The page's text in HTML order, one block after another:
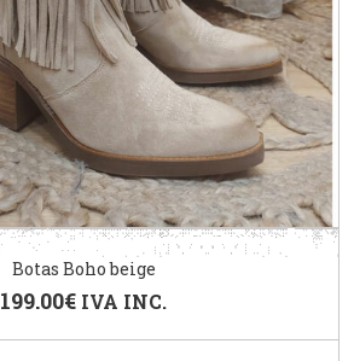
Botas Boho beige
199.00€ IVA INC.